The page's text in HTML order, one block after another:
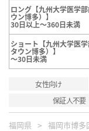
ロング【九州大学医学
ウン博多）】
30日以上～360日未満
ショート【九州大学医
タウン博多）】
～30日未満
女性向け
保証人不要
福岡県 福岡市博多